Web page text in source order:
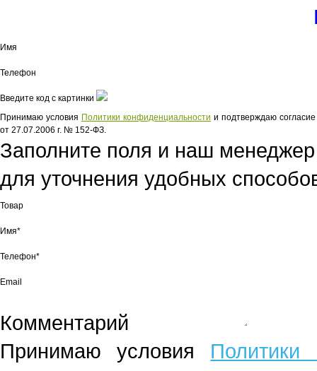
Имя
Телефон
Введите код с картинки
Принимаю условия Политики конфиденциальности и подтверждаю
от 27.07.2006 г. № 152-ФЗ.
Заполните поля и наш
для уточнения удобных
Товар
Имя*
Телефон*
Email
Комментарий
Принимаю условия Политики